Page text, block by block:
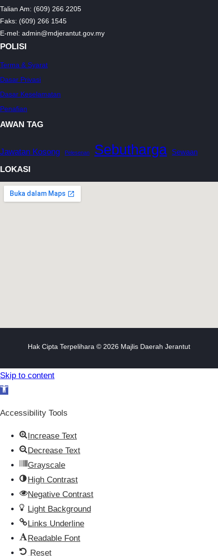
Talian Am: (609) 266 2205
Faks: (609) 266 1545
E-mel: admin@mdjerantut.gov.my
POLISI
Terma & Syarat
Dasar Privasi
Dasar Keselamatan
Penafian
AWAN TAG
Jawatan Kosong Pelesenan Sebutharga Sewaan
LOKASI
Hak Cipta Terpelihara © 2026 Majlis Daerah Jerantut
Skip to content
Open toolbar
Accessibility Tools
Increase Text
Decrease Text
Grayscale
High Contrast
Negative Contrast
Light Background
Links Underline
Readable Font
Reset